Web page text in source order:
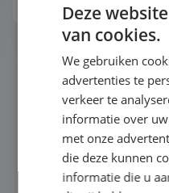
Buitensport & Outdoor
Deze
van cookies.
We gebruiken
advertenties te
verkeer te
informatie over
met onze
die deze kunnen
informatie die u